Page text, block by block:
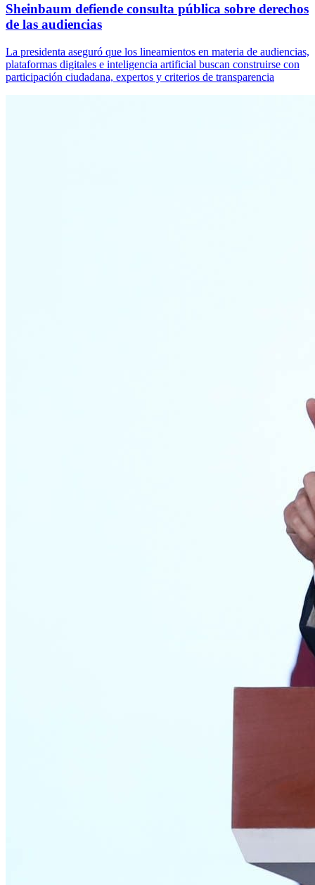
Sheinbaum defiende consulta pública sobre derechos
de las audiencias
La presidenta aseguró que los lineamientos en materia de audiencias,
plataformas digitales e inteligencia artificial buscan construirse con
participación ciudadana, expertos y criterios de transparencia